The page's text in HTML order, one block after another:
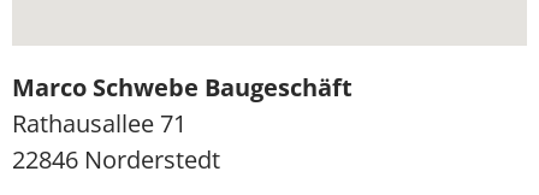
Marco Schwebe Baugeschäft
Rathausallee 71
22846 Norderstedt